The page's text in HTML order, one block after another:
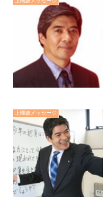
上機嫌メッセージ